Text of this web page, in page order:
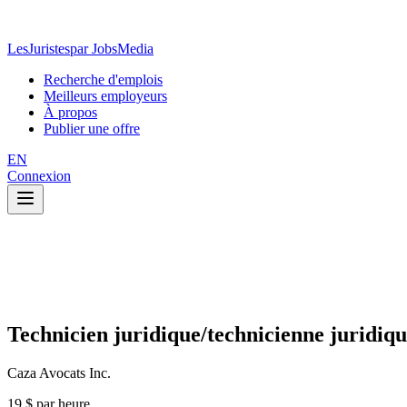
LesJuristespar JobsMedia
Recherche d'emplois
Meilleurs employeurs
À propos
Publier une offre
EN
Connexion
Technicien juridique/technicienne
Caza Avocats Inc.
19 $ par heure